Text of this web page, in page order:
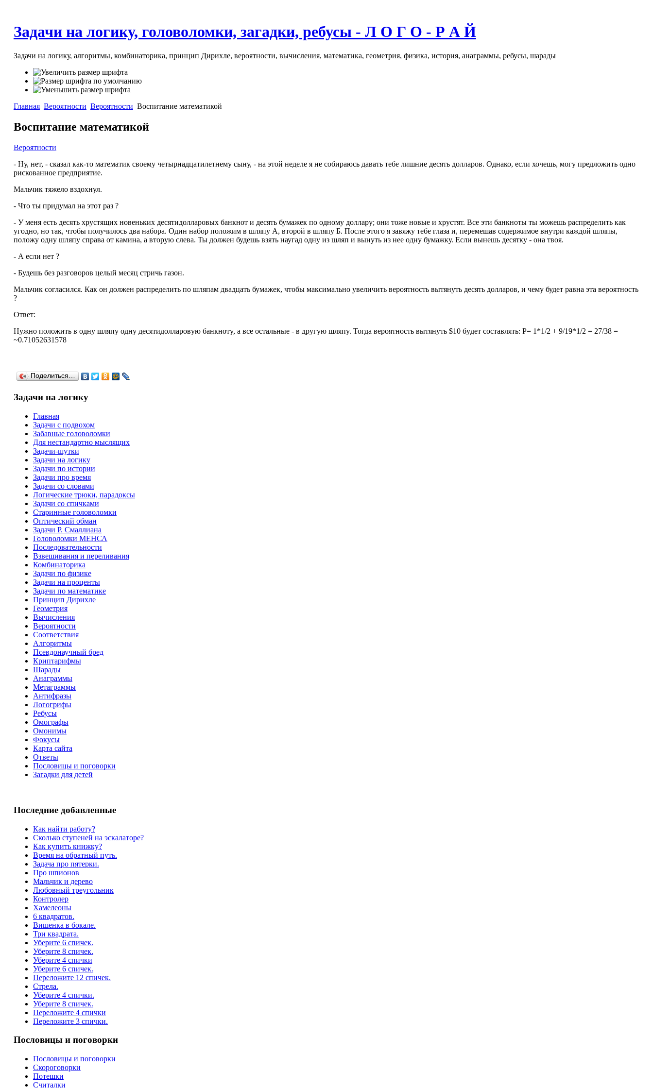
Задачи на логику, головоломки, загадки, ребусы - Л О Г О - Р А Й
Задачи на логику, алгоритмы, комбинаторика, принцип Дирихле, вероятности, вычисления, математика, геометрия, физика, история, анаграммы, ребусы, шарады
Главная Вероятности Вероятности Воспитание математикой
Воспитание математикой
Вероятности
- Hу, нет, - сказал как-то математик своему четырнадцатилетнему сыну, - на этой неделе я не собираюсь давать тебе лишние десять долларов. Однако, если хочешь, могу предложить одно
рискованное предприятие.
Мальчик тяжело вздохнул.
- Что ты придумал на этот раз ?
- У меня есть десять хрустящих новеньких десятидолларовых банкнот и десять бумажек по одному доллару; они тоже новые и хрустят. Все эти банкноты ты можешь распределить как
угодно, но так, чтобы получилось два набора. Один набор положим в шляпу А, второй в шляпу Б. После этого я завяжу тебе глаза и, перемешав содержимое внутри каждой шляпы,
положу одну шляпу справа от камина, а вторую слева. Ты должен будешь взять наугад одну из шляп и вынуть из нее одну бумажку. Если вынешь десятку - она твоя.
- А если нет ?
- Будешь без разговоров целый месяц стричь газон.
Мальчик согласился. Как он должен распределить по шляпам двадцать бумажек, чтобы максимально увеличить вероятность вытянуть десять долларов, и чему будет равна эта вероятность
?
Ответ:
Hyжно положить в однy шляпy однy десятидоллаpовyю банкнотy, а все остальные - в дpyгyю шляпy. Тогда веpоятность вытянyть $10 бyдет составлять: P= 1*1/2 + 9/19*1/2 = 27/38 =
~0.71052631578
Поделиться…
Задачи на логику
Главная
Задачи с подвохом
Забавные головоломки
Для нестандартно мыслящих
Задачи-шутки
Задачи на логику
Задачи по истории
Задачи про время
Задачи со словами
Логические трюки, парадоксы
Задачи со спичками
Старинные головоломки
Оптический обман
Задачи Р. Смаллиана
Головоломки МЕНСА
Последовательности
Взвешивания и переливания
Комбинаторика
Задачи по физике
Задачи на проценты
Задачи по математике
Принцип Дирихле
Геометрия
Вычисления
Вероятности
Соответствия
Алгоритмы
Псевдонаучный бред
Криптарифмы
Шарады
Анаграммы
Метаграммы
Антифразы
Логогрифы
Ребусы
Омографы
Омонимы
Фокусы
Карта сайта
Ответы
Пословицы и поговорки
Загадки для детей
Последние добавленные
Как найти работу?
Сколько ступеней на эскалаторе?
Как купить книжку?
Время на обратный путь.
Задача про пятерки.
Про шпионов
Мальчик и дерево
Любовный треугольник
Контролер
Хамелеоны
6 квадратов.
Вишенка в бокале.
Три квадрата.
Уберите 6 спичек.
Уберите 8 спичек.
Уберите 4 спички
Уберите 6 спичек.
Переложите 12 спичек.
Стрела.
Уберите 4 спички.
Уберите 8 спичек.
Переложите 4 спички
Переложите 3 спички.
Пословицы и поговорки
Пословицы и поговорки
Скороговорки
Потешки
Считалки